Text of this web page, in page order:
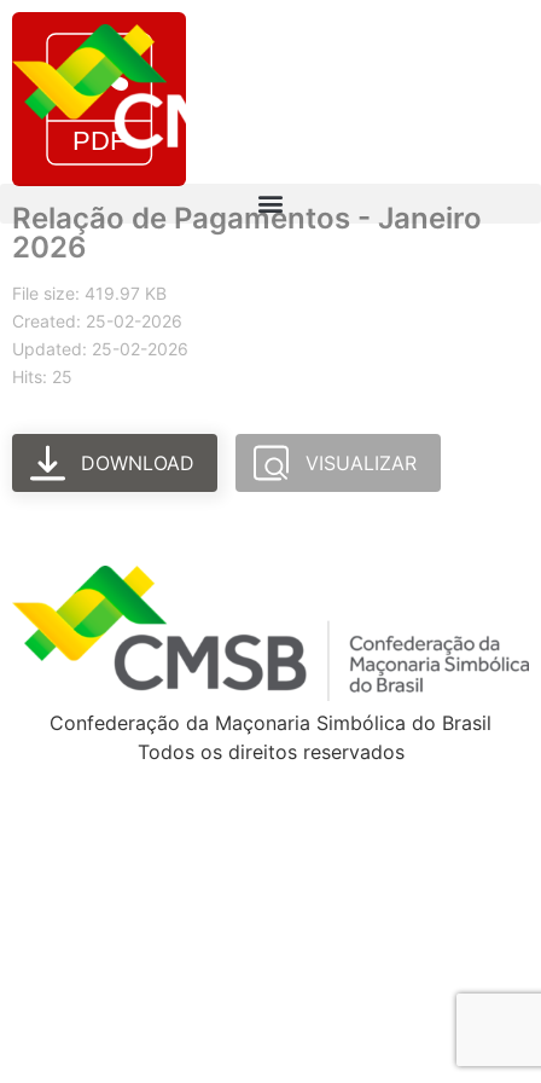
Relação de Pagamentos - Janeiro
2026
File size: 419.97 KB
Created: 25-02-2026
Updated: 25-02-2026
Hits: 25
DOWNLOAD VISUALIZAR
Confederação da Maçonaria Simbólica do Brasil
Todos os direitos reservados